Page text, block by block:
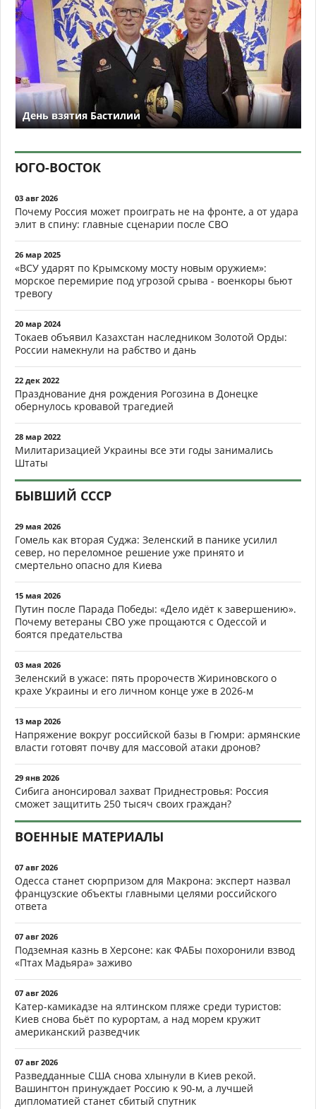
День взятия Бастилии
ЮГО-ВОСТОК
03 авг 2026
Почему Россия может проиграть не на фронте, а от удара
элит в спину: главные сценарии после СВО
26 мар 2025
«ВСУ ударят по Крымскому мосту новым оружием»:
морское перемирие под угрозой срыва - военкоры бьют
тревогу
20 мар 2024
Токаев объявил Казахстан наследником Золотой Орды:
России намекнули на рабство и дань
22 дек 2022
Празднование дня рождения Рогозина в Донецке
обернулось кровавой трагедией
28 мар 2022
Милитаризацией Украины все эти годы занимались
Штаты
БЫВШИЙ СССР
29 мая 2026
Гомель как вторая Суджа: Зеленский в панике усилил
север, но переломное решение уже принято и
смертельно опасно для Киева
15 мая 2026
Путин после Парада Победы: «Дело идёт к завершению».
Почему ветераны СВО уже прощаются с Одессой и
боятся предательства
03 мая 2026
Зеленский в ужасе: пять пророчеств Жириновского о
крахе Украины и его личном конце уже в 2026-м
13 мар 2026
Напряжение вокруг российской базы в Гюмри: армянские
власти готовят почву для массовой атаки дронов?
29 янв 2026
Сибига анонсировал захват Приднестровья: Россия
сможет защитить 250 тысяч своих граждан?
ВОЕННЫЕ МАТЕРИАЛЫ
07 авг 2026
Одесса станет сюрпризом для Макрона: эксперт назвал
французские объекты главными целями российского
ответа
07 авг 2026
Подземная казнь в Херсоне: как ФАБы похоронили взвод
«Птах Мадьяра» заживо
07 авг 2026
Катер-камикадзе на ялтинском пляже среди туристов:
Киев снова бьёт по курортам, а над морем кружит
американский разведчик
07 авг 2026
Разведданные США снова хлынули в Киев рекой.
Вашингтон принуждает Россию к 90-м, а лучшей
дипломатией станет сбитый спутник